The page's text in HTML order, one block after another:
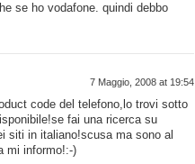
se ho vodafone. quindi debbo
7 Maggio, 2008 at 19:54
code del telefono,lo trovi sotto
fai una ricerca su
siti in italiano!scusa ma sono al
mi informo!:-)